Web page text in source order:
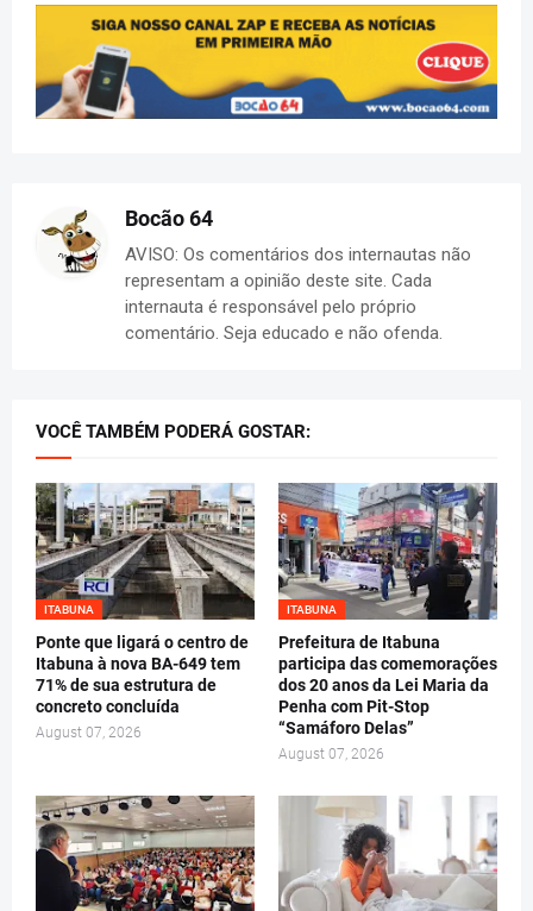
Bocão 64
AVISO: Os comentários dos internautas não
representam a opinião deste site. Cada
internauta é responsável pelo próprio
comentário. Seja educado e não ofenda.
VOCÊ TAMBÉM PODERÁ GOSTAR:
ITABUNA
Ponte que ligará o centro de
Itabuna à nova BA-649 tem
71% de sua estrutura de
concreto concluída
August 07, 2026
ITABUNA
Prefeitura de Itabuna
participa das comemorações
dos 20 anos da Lei Maria da
Penha com Pit-Stop
“Samáforo Delas”
August 07, 2026